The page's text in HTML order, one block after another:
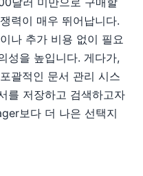
력이 매우 뛰어납니다.
나 추가 비용 없이 필요
성을 높입니다. 게다가,
괄적인 문서 관리 시스
를 저장하고 검색하고자
보다 더 나은 선택지